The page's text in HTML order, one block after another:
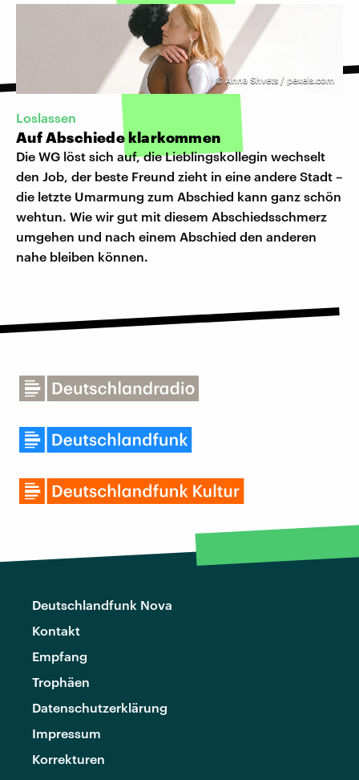
© Anna Shvets / pexels.com
Loslassen
Auf Abschiede klarkommen
Die WG löst sich auf, die Lieblingskollegin wechselt
den Job, der beste Freund zieht in eine andere Stadt –
die letzte Umarmung zum Abschied kann ganz schön
wehtun. Wie wir gut mit diesem Abschiedsschmerz
umgehen und nach einem Abschied den anderen
nahe bleiben können.
Deutschlandfunk Nova
Kontakt
Empfang
Trophäen
Datenschutzerklärung
Impressum
Korrekturen